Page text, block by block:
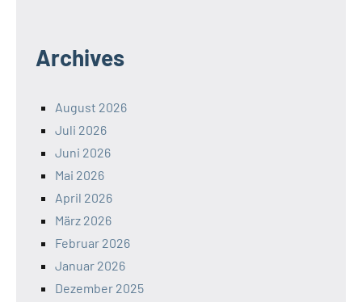
Archives
August 2026
Juli 2026
Juni 2026
Mai 2026
April 2026
März 2026
Februar 2026
Januar 2026
Dezember 2025